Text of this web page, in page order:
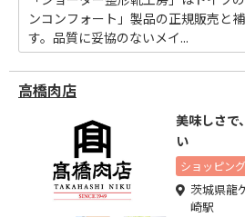
ンコンフォート」製品の正規販売と
す。品質に妥協のないメイ...
高橋肉店
美味しさで
い
ショッピング
茨城県龍
崎駅